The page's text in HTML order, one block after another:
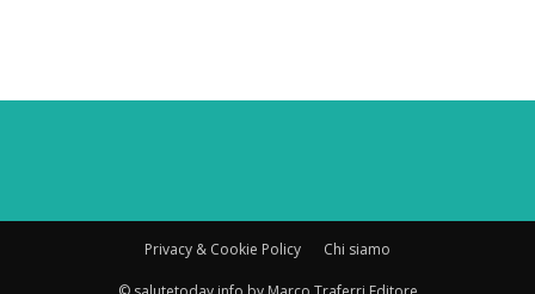
Privacy & Cookie Policy Chi siamo